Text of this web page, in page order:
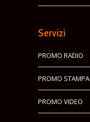
Servizi
PROMO RADIO
PROMO STAMPA
PROMO VIDEO